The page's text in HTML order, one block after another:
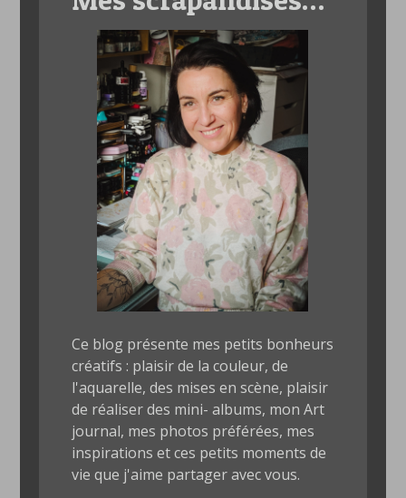
Ce blog présente mes petits bonheurs
créatifs : plaisir de la couleur, de
l'aquarelle, des mises en scène, plaisir
de réaliser des mini- albums, mon Art
journal, mes photos préférées, mes
inspirations et ces petits moments de
vie que j'aime partager avec vous.